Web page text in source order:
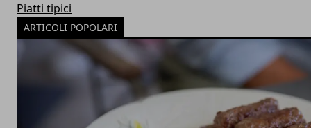
Piatti tipici
ARTICOLI POPOLARI